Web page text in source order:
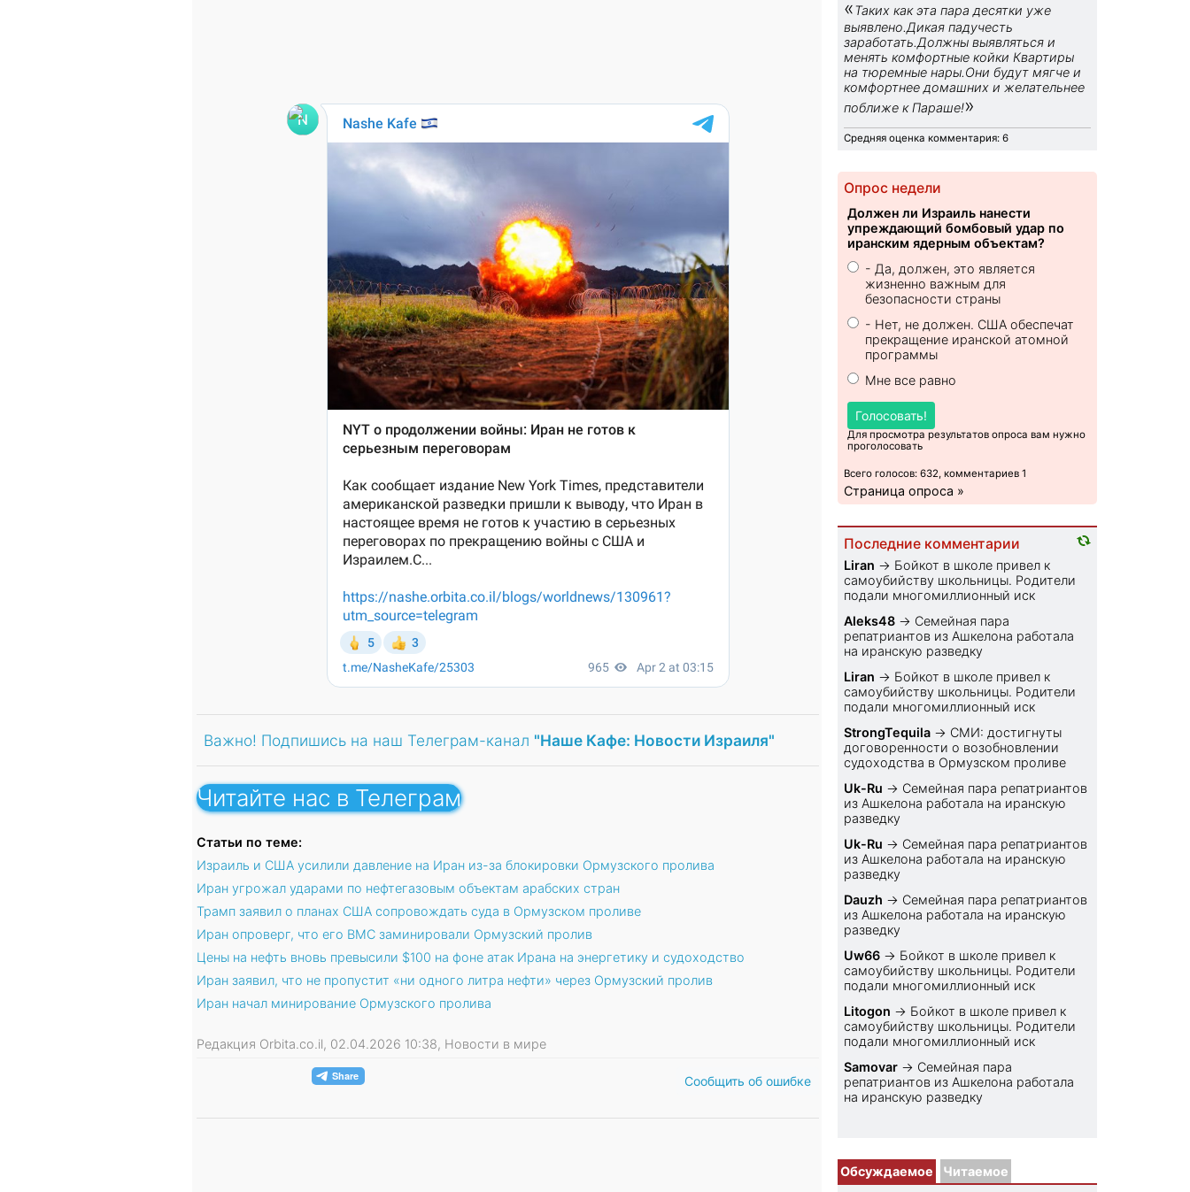
Важно! Подпишись на наш Телеграм-канал "Наше Кафе: Новости Израиля"
Читайте нас в Телеграм
Статьи по теме:
Израиль и США усилили давление на Иран из-за блокировки Ормузского пролива
Иран угрожал ударами по нефтегазовым объектам арабских стран
Трамп заявил о планах США сопровождать суда в Ормузском проливе
Иран опроверг, что его ВМС заминировали Ормузский пролив
Цены на нефть вновь превысили $100 на фоне атак Ирана на энергетику и судоходство
Иран заявил, что не пропустит «ни одного литра нефти» через Ормузский пролив
Иран начал минирование Ормузского пролива
Редакция Orbita.co.il, 02.04.2026 10:38, Новости в мире
Сообщить об ошибке
«Таких как эта пара десятки уже
выявлено.Дикая падучесть
заработать.Должны выявляться и
менять комфортные койки Квартиры
на тюремные нары.Они будут мягче и
комфортнее домашних и желательнее
поближе к Параше!»
Средняя оценка комментария: 6
Опрос недели
Должен ли Израиль нанести
упреждающий бомбовый удар по
иранским ядерным объектам?
- Да, должен, это является
жизненно важным для
безопасности страны
- Нет, не должен. США обеспечат
прекращение иранской атомной
программы
Мне все равно
Голосовать!
Для просмотра результатов опроса вам нужно
проголосовать
Всего голосов: 632, комментариев 1
Страница опроса »
Последние комментарии
Liran → Бойкот в школе привел к
самоубийству школьницы. Родители
подали многомиллионный иск
Aleks48 → Семейная пара
репатриантов из Ашкелона работала
на иранскую разведку
Liran → Бойкот в школе привел к
самоубийству школьницы. Родители
подали многомиллионный иск
StrongTequila → СМИ: достигнуты
договоренности о возобновлении
судоходства в Ормузском проливе
Uk-Ru → Семейная пара репатриантов
из Ашкелона работала на иранскую
разведку
Uk-Ru → Семейная пара репатриантов
из Ашкелона работала на иранскую
разведку
Dauzh → Семейная пара репатриантов
из Ашкелона работала на иранскую
разведку
Uw66 → Бойкот в школе привел к
самоубийству школьницы. Родители
подали многомиллионный иск
Litogon → Бойкот в школе привел к
самоубийству школьницы. Родители
подали многомиллионный иск
Samovar → Семейная пара
репатриантов из Ашкелона работала
на иранскую разведку
Обсуждаемое Читаемое